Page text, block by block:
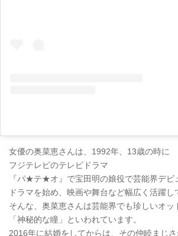
女優の奥菜恵さんは、1992年、13歳の時に
フジテレビのテレビドラマ
『パ★テ★オ』で宝田明の娘役で芸能界デビ
ドラマを始め、映画や舞台など幅広く活躍し
そんな、奥菜恵さんは芸能界でも珍しいオッ
「神秘的な瞳」といわれています。
2016年に結婚をしてからは、その仲睦まじ